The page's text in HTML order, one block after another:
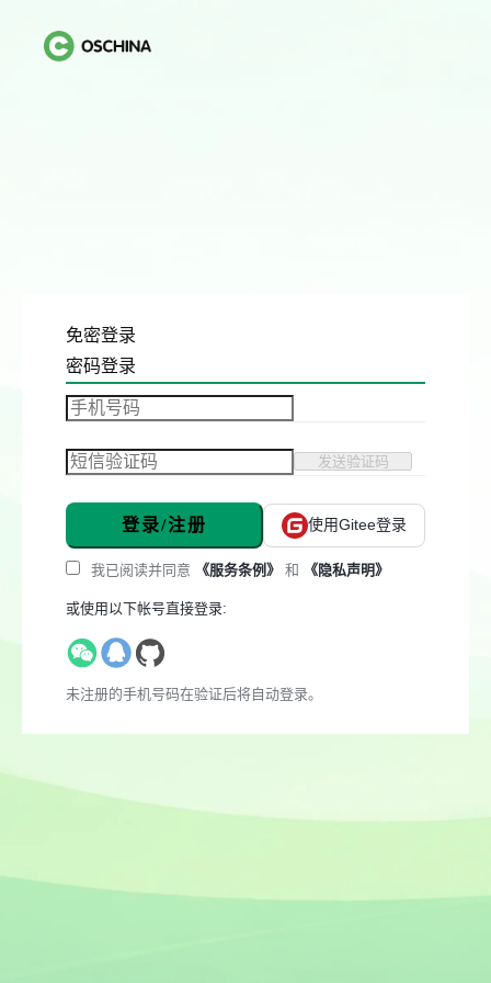
免密登录
密码登录
发送验证码
登录/注册 使用Gitee登录
我已阅读并同意 《服务条例》 和 《隐私声明》
或使用以下帐号直接登录:
未注册的手机号码在验证后将自动登录。